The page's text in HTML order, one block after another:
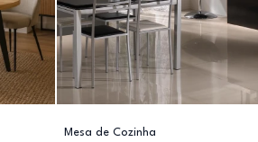
Mesa de Cozinha